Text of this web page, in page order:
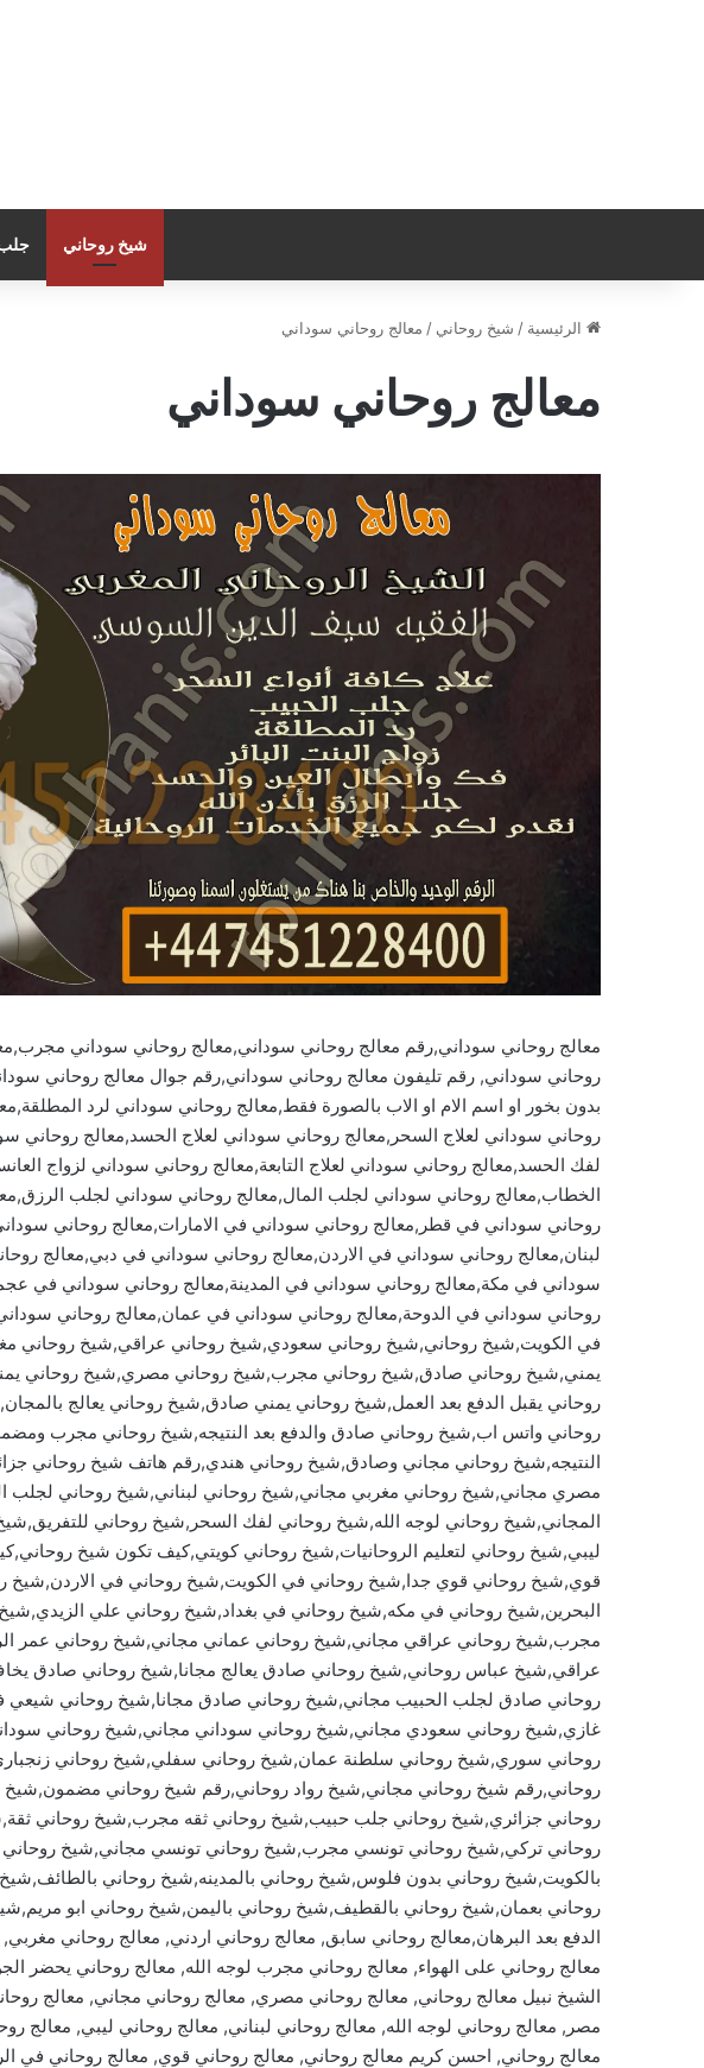
شيخ روحاني
الرئيسية / شيخ روحاني / معالج روحاني سوداني
معالج روحاني سوداني
معالج روحاني سوداني,رقم معالج روحاني سوداني,معالج روحاني سوداني
روحاني سوداني, رقم تليفون معالج روحاني سوداني,رقم جوال معالج روحاني
بدون بخور او اسم الام او الاب بالصورة فقط,معالج روحاني سوداني لرد
روحاني سوداني لعلاج السحر,معالج روحاني سوداني لعلاج الحسد,معالج روحاني
لفك الحسد,معالج روحاني سوداني لعلاج التابعة,معالج روحاني سوداني لزواج
الخطاب,معالج روحاني سوداني لجلب المال,معالج روحاني سوداني لجلب
روحاني سوداني في قطر,معالج روحاني سوداني في الامارات,معالج روحاني
لبنان,معالج روحاني سوداني في الاردن,معالج روحاني سوداني في دبي,معالج
سوداني في مكة,معالج روحاني سوداني في المدينة,معالج روحاني سوداني في
روحاني سوداني في الدوحة,معالج روحاني سوداني في عمان,معالج روحاني
في الكويت,شيخ روحاني,شيخ روحاني سعودي,شيخ روحاني عراقي,شيخ روحاني
يمني,شيخ روحاني صادق,شيخ روحاني مجرب,شيخ روحاني مصري,شيخ روحاني
روحاني يقبل الدفع بعد العمل,شيخ روحاني يمني صادق,شيخ روحاني يعالج
روحاني واتس اب,شيخ روحاني صادق والدفع بعد النتيجه,شيخ روحاني مجرب
النتيجه,شيخ روحاني مجاني وصادق,شيخ روحاني هندي,رقم هاتف شيخ روحاني
مصري مجاني,شيخ روحاني مغربي مجاني,شيخ روحاني لبناني,شيخ روحاني لجلب
المجاني,شيخ روحاني لوجه الله,شيخ روحاني لفك السحر,شيخ روحاني
ليبي,شيخ روحاني لتعليم الروحانيات,شيخ روحاني كويتي,كيف تكون شيخ
قوي,شيخ روحاني قوي جدا,شيخ روحاني في الكويت,شيخ روحاني في الاردن,شيخ
البحرين,شيخ روحاني في مكه,شيخ روحاني في بغداد,شيخ روحاني علي
مجرب,شيخ روحاني عراقي مجاني,شيخ روحاني عماني مجاني,شيخ روحاني عمر
عراقي,شيخ عباس روحاني,شيخ روحاني صادق يعالج مجانا,شيخ روحاني صادق
روحاني صادق لجلب الحبيب مجاني,شيخ روحاني صادق مجانا,شيخ روحاني شيعي
غازي,شيخ روحاني سعودي مجاني,شيخ روحاني سوداني مجاني,شيخ روحاني
روحاني سوري,شيخ روحاني سلطنة عمان,شيخ روحاني سفلي,شيخ روحاني
روحاني,رقم شيخ روحاني مجاني,شيخ رواد روحاني,رقم شيخ روحاني مضمون,شيخ
روحاني جزائري,شيخ روحاني جلب حبيب,شيخ روحاني ثقه مجرب,شيخ روحاني
روحاني تركي,شيخ روحاني تونسي مجرب,شيخ روحاني تونسي مجاني,شيخ
بالكويت,شيخ روحاني بدون فلوس,شيخ روحاني بالمدينه,شيخ روحاني
روحاني بعمان,شيخ روحاني بالقطيف,شيخ روحاني باليمن,شيخ روحاني ابو
معالج روحاني على الهواء, معالج روحاني مجرب لوجه الله, معالج روحاني يحضر
الشيخ نبيل معالج روحاني, معالج روحاني مصري, معالج روحاني مجاني, معالج
مصر, معالج روحاني لوجه الله, معالج روحاني لبناني, معالج روحاني ليبي, معالج
معالج روحاني, احسن كريم معالج روحاني, معالج روحاني قوي, معالج روحاني في